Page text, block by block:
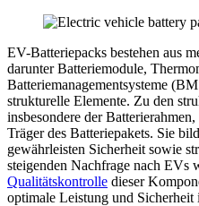
EV-Batteriepacks bestehen aus
darunter Batteriemodule,
Batteriemanagementsysteme
strukturelle Elemente. Zu den
insbesondere der
Träger des Batteriepakets. Sie
gewährleisten Sicherheit sowie
steigenden Nachfrage nach EVs
Qualitätskontrolle dieser
optimale Leistung und Sicherheit